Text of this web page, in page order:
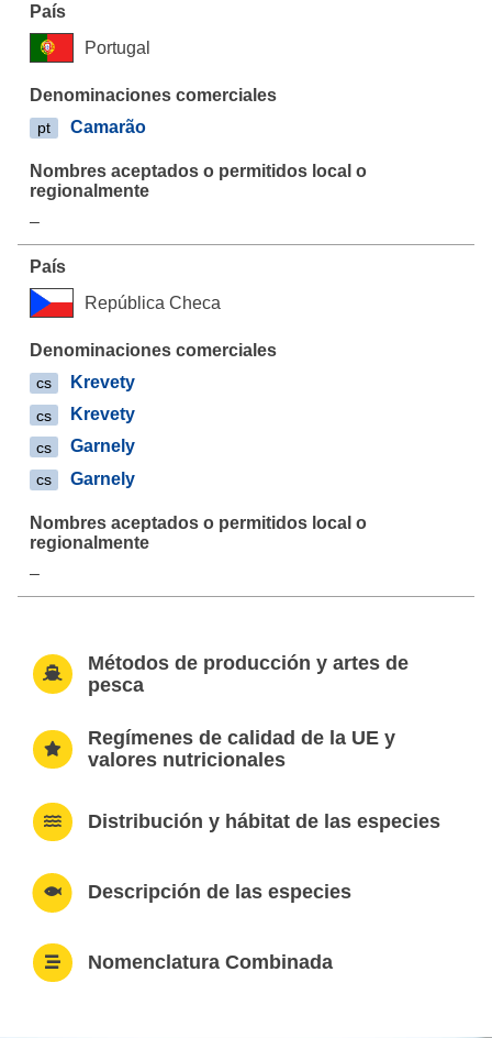
Portugal
pt Camarão
–
República Checa
cs Krevety
cs Krevety
cs Garnely
cs Garnely
–
Métodos de producción y artes de
pesca
Regímenes de calidad de la UE y
valores nutricionales
Distribución y hábitat de las especies
Descripción de las especies
Nomenclatura Combinada